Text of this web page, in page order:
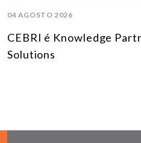
04 AGOSTO 2026
CEBRI é Knowledge
Solutions